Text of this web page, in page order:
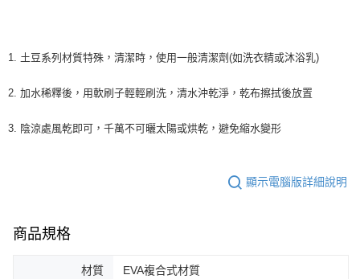
1. 土豆系列材質特殊，清潔時，使用一般清潔劑(如洗衣精或沐浴乳)
2. 加水稀釋後，用軟刷子輕輕刷洗，清水沖乾淨，乾布擦拭後放置
3. 陰涼處風乾即可，千萬不可曬太陽或烘乾，避免縮水變形
顯示電腦版詳細說明
商品規格
材質 EVA複合式材質